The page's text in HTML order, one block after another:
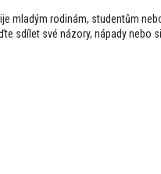
mladým rodinám, studentům
sdílet své názory, nápady nebo